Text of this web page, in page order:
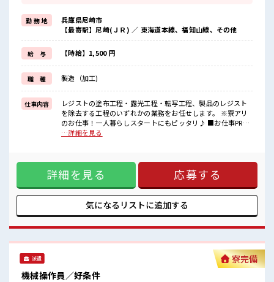
寮付きのお仕事なのでそんな心配はほぼナシ！
赴任時の交通費の支給があるのもうれしいポイント♪
《残業基本なし*》
自分の時間をしっかり確保できる♪
オンとオフをきっちり切り替えたい方にオススメ！
《未経験の方も大カンゲイ*》
初めての方もご安心ください☆
研修もしっかりとあります◎
ここからスキル・ステップUPしていきましょう↑↑
■職場の雰囲気
◆20代・30代の方カツヤク中◆
髪型・髪色自由♪
休憩室・ロッカー・更衣室完備！
荷物が多い方も安心ですね！
さらに動きやすい制服が無料☆
#ryo
勤 務 地
兵庫県尼崎市
【最寄駅】尼崎(ＪＲ) ／ 東海道本線、福知山線、その他
給 与 【時給】1,500 円
職 種 製造（加工)
仕事内容
レジストの塗布工程・露光工程・転写工程、製品のレジスト
を除去する工程のいずれかの業務をお任せします。 ※寮アリ
のお仕事！一人暮らしスタートにもピッタリ♪ ■お仕事PR
《住まいもお仕事も同時にGET*》 家電付きのワンルーム寮完
ほぼナシ！ 赴任時の交通費の支給があるのもうれしいポイン
ト♪ 《残業基本なし*》 自分の時間をしっかり確保できる♪
オンとオフをきっちり切り替えたい方にオススメ！ 《未経験
の方も大カンゲイ*》 初めての方もご安心ください☆ 研修も
しっかりとあります◎ ここからスキル・ステップUPしていき
ましょう↑↑ ■職場の雰囲気 ◆20代・30代の方カツヤク中◆
好きに楽しめる♪ 休憩室・ロッカー・更衣室完備！ 荷物が多
い方も安心ですね！ さらに動きやすい制服が無料☆ #ryo
…詳細を見る
詳細を見る 応募する
気になるリストに追加する
派遣
機械操作員／好条件
寮完備